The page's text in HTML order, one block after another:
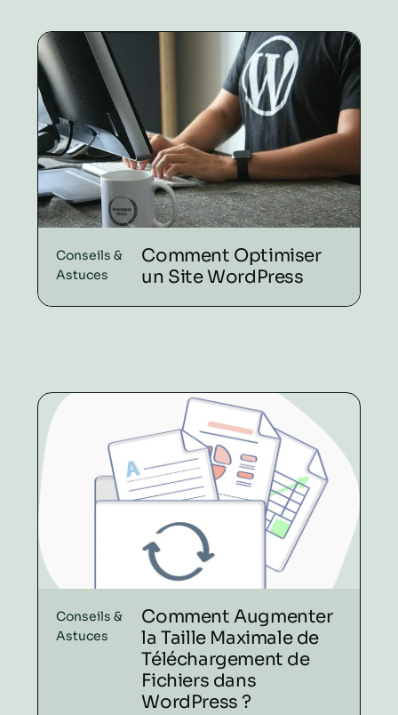
Conseils &
Astuces
Comment Optimiser
un Site WordPress
Conseils &
Astuces
Comment Augmenter
la Taille Maximale de
Téléchargement de
Fichiers dans
WordPress ?